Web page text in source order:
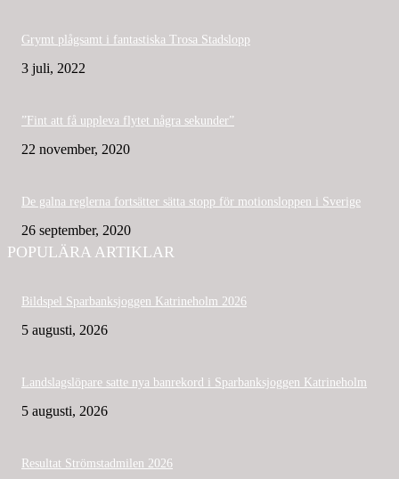
Grymt plågsamt i fantastiska Trosa Stadslopp
3 juli, 2022
”Fint att få uppleva flytet några sekunder”
22 november, 2020
De galna reglerna fortsätter sätta stopp för motionsloppen i Sverige
26 september, 2020
POPULÄRA ARTIKLAR
Bildspel Sparbanksjoggen Katrineholm 2026
5 augusti, 2026
Landslagslöpare satte nya banrekord i Sparbanksjoggen Katrineholm
5 augusti, 2026
Resultat Strömstadmilen 2026